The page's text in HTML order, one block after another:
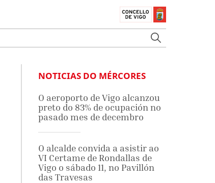
NOTICIAS DO MÉRCORES
O aeroporto de Vigo alcanzou
preto do 83% de ocupación no
pasado mes de decembro
O alcalde convida a asistir ao
VI Certame de Rondallas de
Vigo o sábado 11, no Pavillón
das Travesas